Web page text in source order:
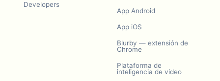
Developers
App Android
App iOS
Blurby — extensión de
Chrome
Plataforma de
inteligencia de video